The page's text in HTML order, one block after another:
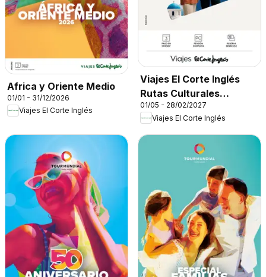
Africa y Oriente Medio
01/01 - 31/12/2026
Viajes El Corte Inglés
Viajes El Corte Inglés
Rutas Culturales
Cantabria
01/05 - 28/02/2027
Viajes El Corte Inglés